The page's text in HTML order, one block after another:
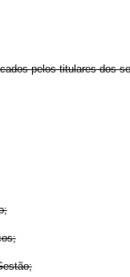
pelos titulares dos